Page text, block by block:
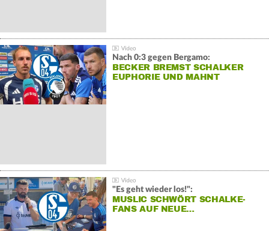
Nach 0:3 gegen Bergamo:
BECKER BREMST SCHALKER
EUPHORIE UND MAHNT
"Es geht wieder los!":
MUSLIC SCHWÖRT SCHALKE-
FANS AUF NEUE…